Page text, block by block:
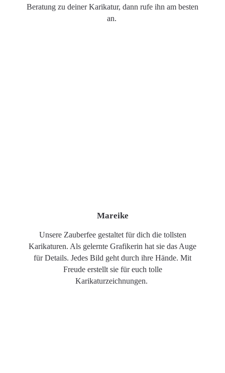
Beratung zu deiner Karikatur, dann rufe ihn am besten
an.
Mareike
Unsere Zauberfee gestaltet für dich die tollsten
Karikaturen. Als gelernte Grafikerin hat sie das Auge
für Details. Jedes Bild geht durch ihre Hände. Mit
Freude erstellt sie für euch tolle
Karikaturzeichnungen.